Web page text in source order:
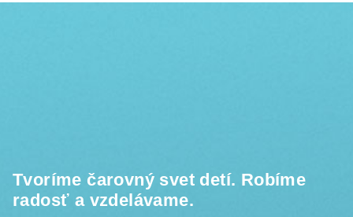
Tvoríme čarovný svet detí. Robíme
radosť a vzdelávame.